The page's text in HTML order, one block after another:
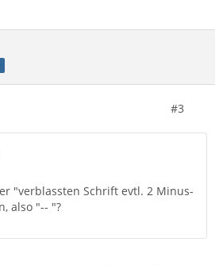
#3
"verblassten Schrift evtl. 2 Minus-
also "-- "?